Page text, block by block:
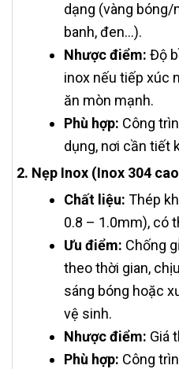
dạng (vàng bóng/
banh, đen…).
Nhược điểm: Độ
inox nếu tiếp xúc
ăn mòn mạnh.
Phù hợp: Công
dụng, nơi cần tiết
2. Nẹp Inox (Inox 304
Chất liệu: Thép
0.8 – 1.0mm), có
Ưu điểm: Chống
theo thời gian,
sáng bóng hoặc
vệ sinh.
Nhược điểm: Giá
Phù hợp: Công